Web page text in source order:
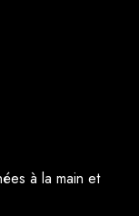
à la main et